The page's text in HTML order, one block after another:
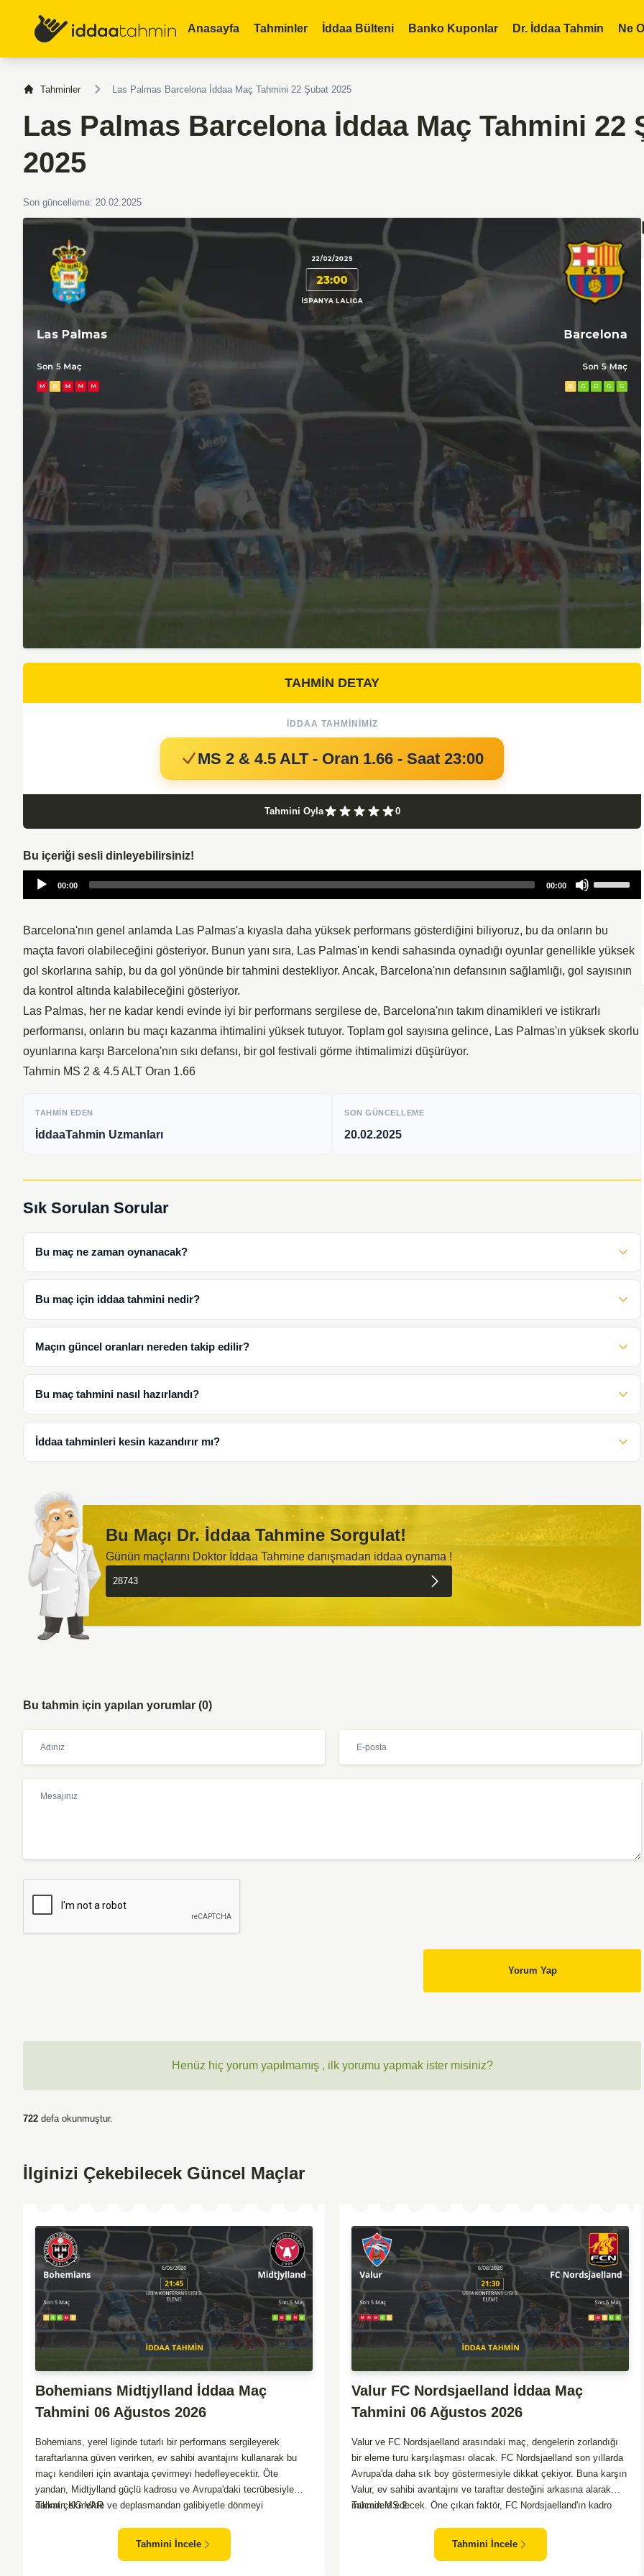
Anasayfa Tahminler İddaa Bülteni Banko Kuponlar Dr. İddaa Tahmin Ne
Tahminler Las Palmas Barcelona İddaa Maç Tahmini 22 Şubat 2025
Las Palmas Barcelona İddaa Maç Tahmini 22
2025
Son güncelleme: 20.02.2025
TAHMİN DETAY
İDDAA TAHMINIMIZ
MS 2 & 4.5 ALT - Oran 1.66 - Saat 23:00
Tahmini Oyla 0
Bu içeriği sesli dinleyebilirsiniz!
Audio
00:00 00:00
keys
to
volume.
Barcelona'nın genel anlamda Las Palmas'a kıyasla daha yüksek performans gösterdiğini biliyoruz, bu da onların bu
maçta favori olabileceğini gösteriyor. Bunun yanı sıra, Las Palmas'ın kendi sahasında oynadığı oyunlar genellikle yüksek
gol skorlarına sahip, bu da gol yönünde bir tahmini destekliyor. Ancak, Barcelona'nın defansının sağlamlığı, gol sayısının
da kontrol altında kalabileceğini gösteriyor.
Las Palmas, her ne kadar kendi evinde iyi bir performans sergilese de, Barcelona'nın takım dinamikleri ve istikrarlı
performansı, onların bu maçı kazanma ihtimalini yüksek tutuyor. Toplam gol sayısına gelince, Las Palmas'ın yüksek skorlu
oyunlarına karşı Barcelona'nın sıkı defansı, bir gol festivali görme ihtimalimizi düşürüyor.
Tahmin MS 2 & 4.5 ALT Oran 1.66
TAHMIN EDEN
İddaaTahmin Uzmanları
SON GÜNCELLEME
20.02.2025
Sık Sorulan Sorular
Bu maç ne zaman oynanacak?
Bu maç için iddaa tahmini nedir?
Maçın güncel oranları nereden takip edilir?
Bu maç tahmini nasıl hazırlandı?
İddaa tahminleri kesin kazandırır mı?
Bu Maçı Dr. İddaa Tahmine Sorgulat!
Günün maçlarını Doktor İddaa Tahmine danışmadan iddaa oynama !
Bu tahmin için yapılan yorumlar (0)
Yorum Yap
Henüz hiç yorum yapılmamış , ilk yorumu yapmak ister misiniz?
722 defa okunmuştur.
İlginizi Çekebilecek Güncel Maçlar
Bohemians Midtjylland İddaa Maç
Tahmini 06 Ağustos 2026
Bohemians, yerel liginde tutarlı bir performans sergileyerek
taraftarlarına güven verirken, ev sahibi avantajını kullanarak bu
maçı kendileri için avantaja çevirmeyi hedefleyecektir. Öte
yandan, Midtjylland güçlü kadrosu ve Avrupa'daki tecrübesiyle
dikkat çekmekte ve deplasmandan galibiyetle dönmeyi
hücumlarına karşı dirençli bir performans göstermek zorunda
Tahmin KG VAR
Tahmini İncele
Valur FC Nordsjaelland İddaa Maç
Tahmini 06 Ağustos 2026
Valur ve FC Nordsjaelland arasındaki maç, dengelerin zorlandığı
bir eleme turu karşılaşması olacak. FC Nordsjaelland son yıllarda
Avrupa'da daha sık boy göstermesiyle dikkat çekiyor. Buna karşın
Valur, ev sahibi avantajını ve taraftar desteğini arkasına alarak
mücadele edecek. Öne çıkan faktör, FC Nordsjaelland'ın kadro
olması. Valur için zorlu bir görev olsa da, sahalarında oynamaları
Tahmin MS 2
Tahmini İncele